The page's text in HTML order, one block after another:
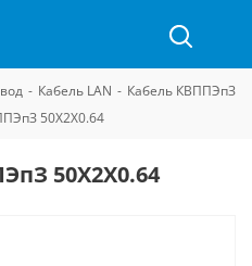
- Кабель LAN - Кабель КВППЭпЗ
50Х2Х0.64
50Х2Х0.64